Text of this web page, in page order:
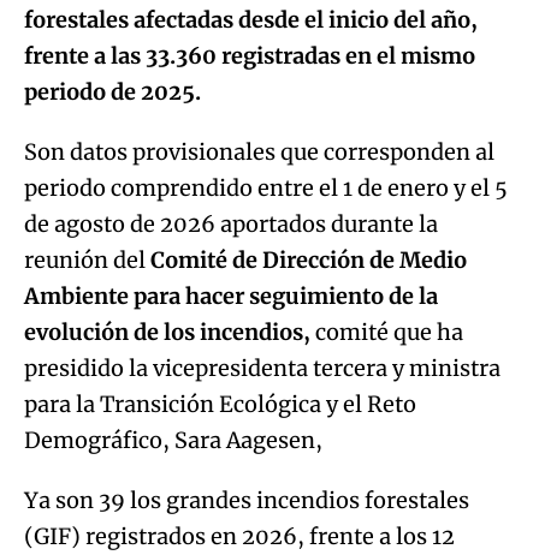
forestales afectadas desde el inicio del año,
frente a las 33.360 registradas en el mismo
periodo de 2025.
Son datos provisionales que corresponden al
periodo comprendido entre el 1 de enero y el 5
de agosto de 2026 aportados durante la
reunión delComité de Dirección de Medio
Ambiente para hacer seguimiento de la
evolución de los incendios, comité que ha
presidido la vicepresidenta tercera y ministra
para la Transición Ecológica y el Reto
Demográfico, Sara Aagesen,
Ya son 39 los grandes incendios forestales
(GIF) registrados en 2026, frente a los 12